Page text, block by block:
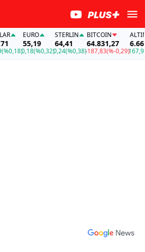
EURO
55,19
0,18(%0,32)
STERLIN
64,41
0,24(%0,38)
BITCOIN
64.831,27
-187,83(%-0,29)
ALTIN
167,96